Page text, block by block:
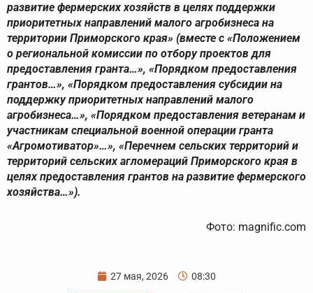
развитие фермерских хозяйств в целях поддержки
приоритетных направлений малого агробизнеса на
территории Приморского края» (вместе с «Положением
о региональной комиссии по отбору проектов для
предоставления гранта…», «Порядком предоставления
грантов…», «Порядком предоставления субсидии на
поддержку приоритетных направлений малого
агробизнеса…», «Порядком предоставления ветеранам и
участникам специальной военной операции гранта
«Агромотиватор»…», «Перечнем сельских территорий и
территорий сельских агломераций Приморского края в
целях предоставления грантов на развитие фермерского
хозяйства…»).
Фото: magnific.com
27 мая, 2026 08:30